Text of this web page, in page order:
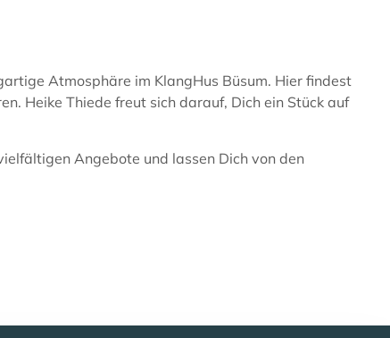
Atmosphäre im KlangHus Büsum. Hier findest
Heike Thiede freut sich darauf, Dich ein Stück auf
Angebote und lassen Dich von den